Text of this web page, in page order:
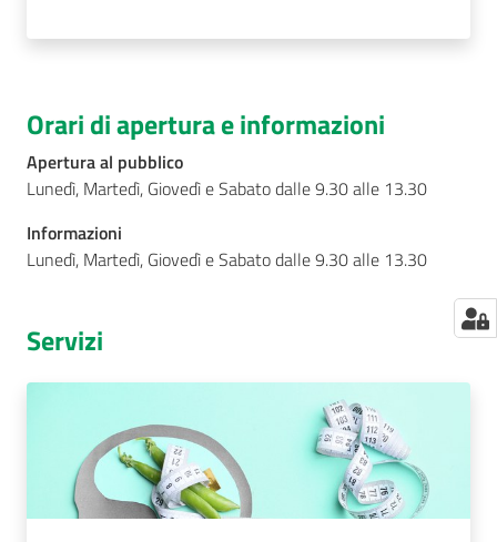
Orari di apertura e informazioni
Apertura al pubblico
Lunedì, Martedì, Giovedì e Sabato dalle 9.30 alle 13.30
Informazioni
Lunedì, Martedì, Giovedì e Sabato dalle 9.30 alle 13.30
Servizi